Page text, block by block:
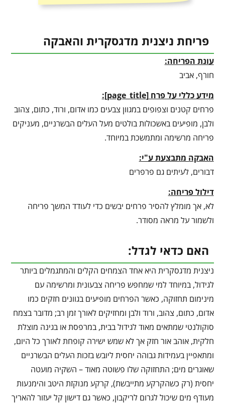
פריחת ניצנית מדגסקרית והאבקה
עונת הפריחה:
חורף, אביב
מידע כללי על פרח[
page_title
]
:
פרחים קטנים וצפופים במגוון צבעים כמו אדום, ורוד, כתום, צהוב
ולבן, מופיעים באשכולות בולטים מעל העלים הבשרניים, מעניקים
פריחה מרשימה ומתמשכת במיוחד.
האבקה מתבצעת ע"י:
דבורים, לעיתים גם פרפרים
דילול פריחה:
לא, אך מומלץ להסיר פרחים יבשים כדי לעודד המשך פריחה
ולשמור על מראה מסודר.
האם כדאי לגדל:
ניצנית מדגסקרית היא אחד הצמחים הקלים והמתגמלים ביותר
לגידול, במיוחד למי שמחפש פריחה צבעונית ומרשימה עם
מינימום תחזוקה, כאשר הפרחים מופיעים בגוונים חזקים כמו
אדום, כתום, צהוב, ורוד ולבן ומחזיקים לאורך זמן רב; מדובר בצמח
סוקולנטי שמתאים מאוד לגידול בבית, במרפסת או בגינה מוצלת
חלקית, אוהב אור חזק אך לא שמש ישירה קופחת לאורך כל היום,
ומתאפיין בעמידות גבוהה יחסית ליובש בזכות העלים הבשרניים
שאוגרים מים; התחזוקה שלו פשוטה מאוד – השקיה מועטה
יחסית (רק כשהקרקע מתייבשת), קרקע מנוקזת היטב והימנעות
מעודף מים שיכול לגרום לריקבון, כאשר גם דישון קל יעזור להאריך